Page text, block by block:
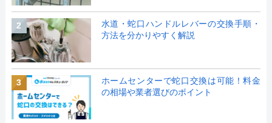
2
水道・蛇口ハンドルレバーの交換手順・
方法を分かりやすく解説
3
ホームセンターで蛇口交換は可能！料金
の相場や業者選びのポイント